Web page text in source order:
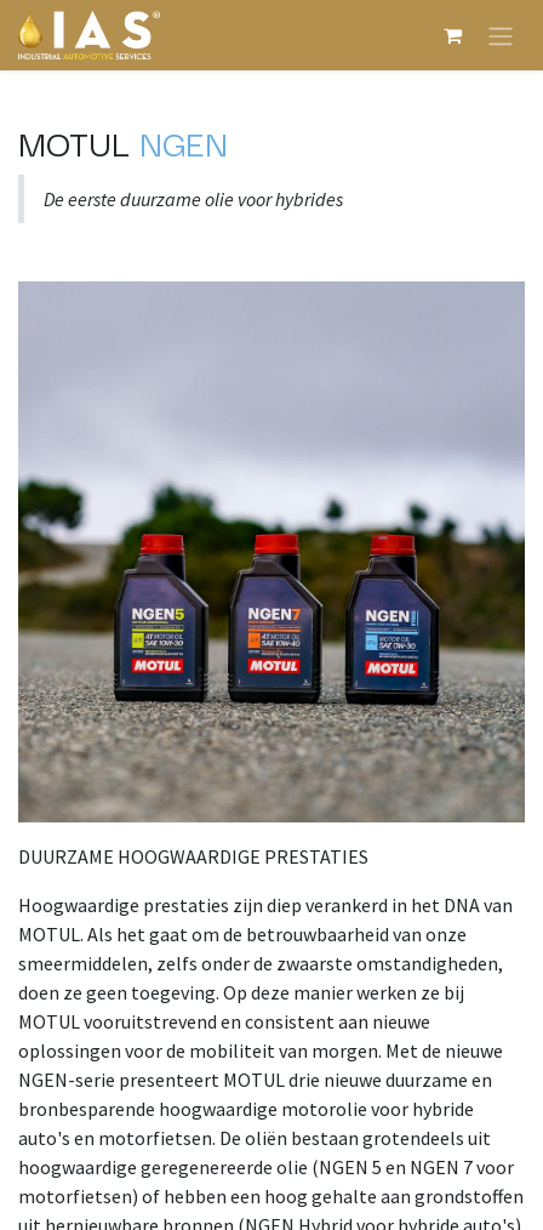
Overslaan naar inhoud
MOTUL NGEN
De eerste duurzame olie voor hybrides
DUURZAME HOOGWAARDIGE PRESTATIES
Hoogwaardige prestaties zijn diep verankerd in het DNA van
MOTUL. Als het gaat om de betrouwbaarheid van onze
smeermiddelen, zelfs onder de zwaarste omstandigheden,
doen ze geen toegeving. Op deze manier werken ze bij
MOTUL vooruitstrevend en consistent aan nieuwe
oplossingen voor de mobiliteit van morgen. Met de nieuwe
NGEN-serie presenteert MOTUL drie nieuwe duurzame en
bronbesparende hoogwaardige motorolie voor hybride
auto's en motorfietsen. De oliën bestaan grotendeels uit
hoogwaardige geregenereerde olie (NGEN 5 en NGEN 7 voor
motorfietsen) of hebben een hoog gehalte aan grondstoffen
uit hernieuwbare bronnen (NGEN Hybrid voor hybride auto's)